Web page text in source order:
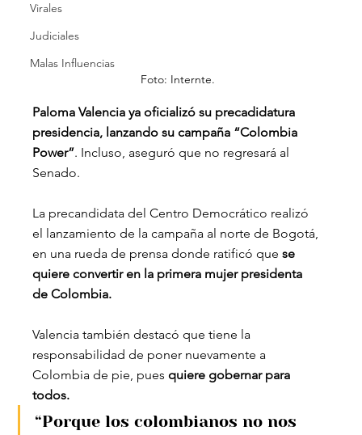
Virales
Judiciales
Malas Influencias
Foto: Internte.
Paloma Valencia ya oficializó su precadidatura
presidencia, lanzando su campaña “Colombia
Power”. Incluso, aseguró que no regresará al
Senado.
La precandidata del Centro Democrático realizó
el lanzamiento de la campaña al norte de Bogotá,
en una rueda de prensa donde ratificó que se
quiere convertir en la primera mujer presidenta
de Colombia.
Valencia también destacó que tiene la
responsabilidad de poner nuevamente a
Colombia de pie, pues quiere gobernar para
todos.
“Porque los colombianos no nos